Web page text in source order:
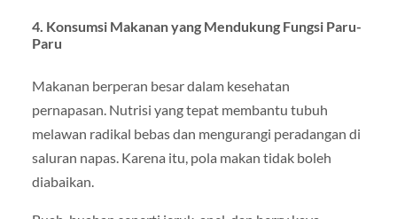
4. Konsumsi Makanan yang Mendukung Fungsi Paru-
Paru
Makanan berperan besar dalam kesehatan
pernapasan. Nutrisi yang tepat membantu tubuh
melawan radikal bebas dan mengurangi peradangan di
saluran napas. Karena itu, pola makan tidak boleh
diabaikan.